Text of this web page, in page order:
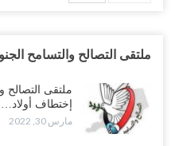
ملتقى التصالح والتسامح
ملتقى التصالح
إختطاف أولاد…
مارس 30, 2022